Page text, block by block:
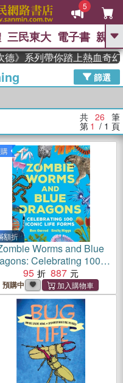
5
GO
野圭吾 高希均教授回憶錄
、 父親節 、 如果歷
遊錄、 方念華 、 台灣的李
數學女孩：黎曼猜想 、
走神經
三民東大 電子書 親子
列帶你踏上熱血奇幻旅程
篩選
共 26 筆
第 1 / 1 頁
額折
Worms and Blue
Celebrating 100
Life Forms
95 887
預購中